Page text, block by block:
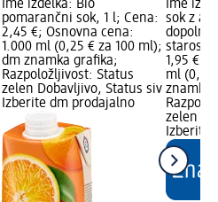
Ime izdelka: Bio
pomarančni sok, 1 l; Cena:
2,45 €; Osnovna cena:
1.000 ml (0,25 € za 100 ml);
dm znamka grafika;
Razpoložljivost: Status
zelen Dobavljivo, Status siv
Izberite dm prodajalno
Ime
sok z
starosti,
1,95 €;
ml (0,39
znamka
zelen
Izberite